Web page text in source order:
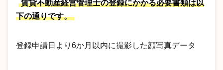
賃貸不動産経営管理士の登録にかかる必要書類は以
下の通りです。
登録申請日より6か月以内に撮影した顔写真データ